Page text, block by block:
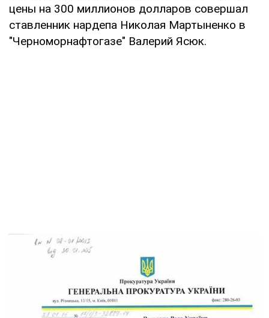
цены на 300 миллионов долларов совершал
ставленник нардепа Николая Мартыненко в
"Черноморнафтогазе" Валерий Ясюк.